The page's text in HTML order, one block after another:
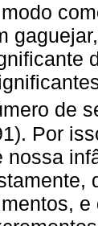
de
Por
nossa
e